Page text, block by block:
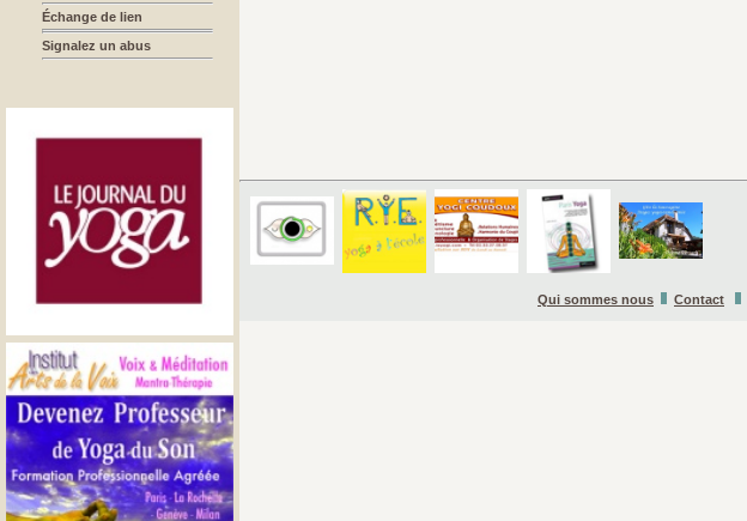
Échange de lien
Signalez un abus
Qui sommes nous Contact